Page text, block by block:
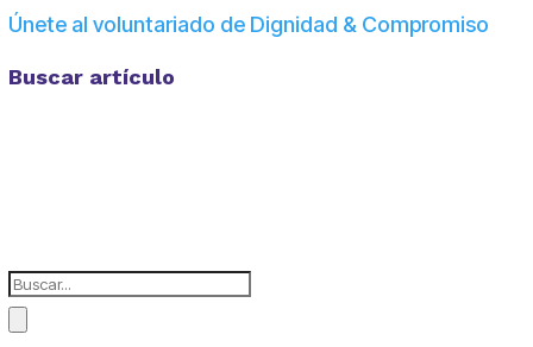
Únete al voluntariado de Dignidad & Compromiso
Buscar artículo